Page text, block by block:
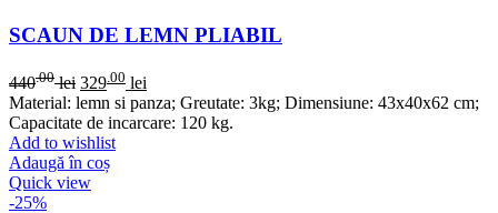
SCAUN DE LEMN PLIABIL
440.00 lei 329 .00 lei
Material: lemn si panza; Greutate: 3kg; Dimensiune: 43x40x62 cm;
Capacitate de incarcare: 120 kg.
Add to wishlist
Adaugă în coș
Quick view
-25%